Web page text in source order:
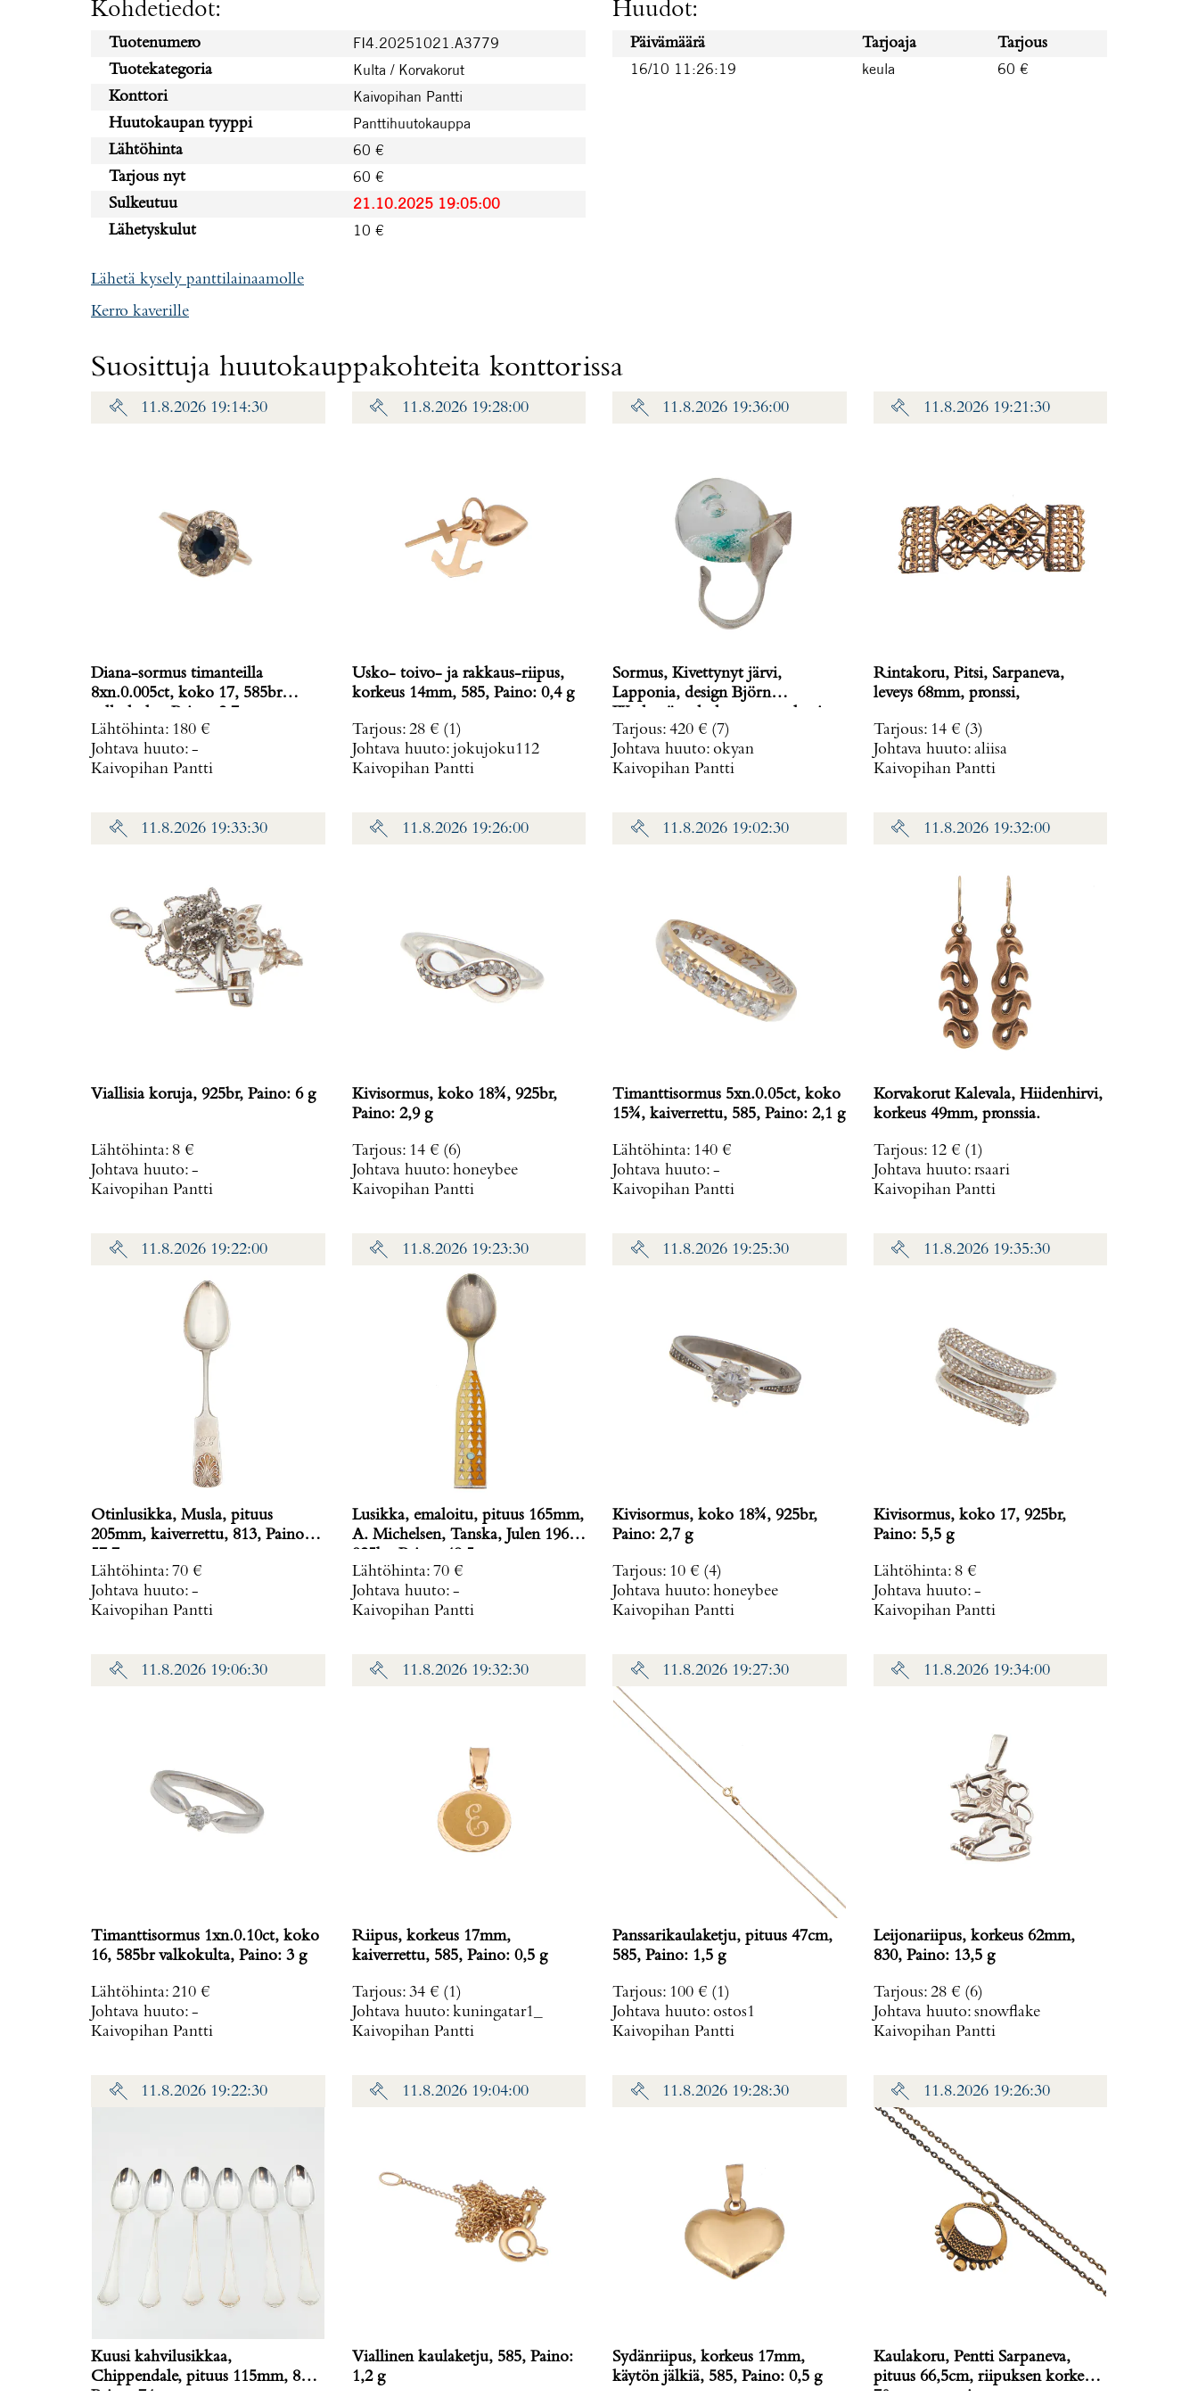
Kohdetiedot:
Tuotenumero FI4.20251021.A3779
Tuotekategoria Kulta / Korvakorut
Konttori Kaivopihan Pantti
Huutokaupan tyyppi Panttihuutokauppa
Lähtöhinta 60 €
Tarjous nyt 60 €
Sulkeutuu 21.10.2025 19:05:00
Lähetyskulut 10 €
Lähetä kysely panttilainaamolle
Kerro kaverille
Huudot:
Päivämäärä Tarjoaja Tarjous
16/10 11:26:19 keula 60 €
Suosittuja huutokauppakohteita konttorissa
11.8.2026 19:14:30
Diana-sormus timanteilla
8xn.0.005ct, koko 17, 585br
Lähtöhinta: 180 €
Johtava huuto: -
Kaivopihan Pantti
11.8.2026 19:28:00
Usko- toivo- ja rakkaus-riipus,
korkeus 14mm, 585, Paino: 0,4 g
Tarjous: 28 € (1)
Johtava huuto: jokujoku112
Kaivopihan Pantti
11.8.2026 19:36:00
Sormus, Kivettynyt järvi,
Lapponia, design Björn
vuodelta 1972, 925br, Paino: 19,8
g
Tarjous: 420 € (7)
Johtava huuto: okyan
Kaivopihan Pantti
11.8.2026 19:21:30
Rintakoru, Pitsi, Sarpaneva,
leveys 68mm, pronssi,
Tarjous: 14 € (3)
Johtava huuto: aliisa
Kaivopihan Pantti
11.8.2026 19:33:30
Viallisia koruja, 925br, Paino: 6 g
Lähtöhinta: 8 €
Johtava huuto: -
Kaivopihan Pantti
11.8.2026 19:26:00
Kivisormus, koko 18¾, 925br,
Paino: 2,9 g
Tarjous: 14 € (6)
Johtava huuto: honeybee
Kaivopihan Pantti
11.8.2026 19:02:30
Timanttisormus 5xn.0.05ct, koko
15¾, kaiverrettu, 585, Paino: 2,1 g
Lähtöhinta: 140 €
Johtava huuto: -
Kaivopihan Pantti
11.8.2026 19:32:00
Korvakorut Kalevala, Hiidenhirvi,
korkeus 49mm, pronssia.
Tarjous: 12 € (1)
Johtava huuto: rsaari
Kaivopihan Pantti
11.8.2026 19:22:00
Otinlusikka, Musla, pituus
205mm, kaiverrettu, 813, Paino:
Lähtöhinta: 70 €
Johtava huuto: -
Kaivopihan Pantti
11.8.2026 19:23:30
Lusikka, emaloitu, pituus 165mm,
A. Michelsen, Tanska, Julen 1960,
Lähtöhinta: 70 €
Johtava huuto: -
Kaivopihan Pantti
11.8.2026 19:25:30
Kivisormus, koko 18¾, 925br,
Paino: 2,7 g
Tarjous: 10 € (4)
Johtava huuto: honeybee
Kaivopihan Pantti
11.8.2026 19:35:30
Kivisormus, koko 17, 925br,
Paino: 5,5 g
Lähtöhinta: 8 €
Johtava huuto: -
Kaivopihan Pantti
11.8.2026 19:06:30
Timanttisormus 1xn.0.10ct, koko
16, 585br valkokulta, Paino: 3 g
Lähtöhinta: 210 €
Johtava huuto: -
Kaivopihan Pantti
11.8.2026 19:32:30
Riipus, korkeus 17mm,
kaiverrettu, 585, Paino: 0,5 g
Tarjous: 34 € (1)
Johtava huuto: kuningatar1_
Kaivopihan Pantti
11.8.2026 19:27:30
Panssarikaulaketju, pituus 47cm,
585, Paino: 1,5 g
Tarjous: 100 € (1)
Johtava huuto: ostos1
Kaivopihan Pantti
11.8.2026 19:34:00
Leijonariipus, korkeus 62mm,
830, Paino: 13,5 g
Tarjous: 28 € (6)
Johtava huuto: snowflake
Kaivopihan Pantti
11.8.2026 19:22:30
Kuusi kahvilusikkaa,
Chippendale, pituus 115mm, 830,
11.8.2026 19:04:00
Viallinen kaulaketju, 585, Paino:
1,2 g
11.8.2026 19:28:30
Sydänriipus, korkeus 17mm,
käytön jälkiä, 585, Paino: 0,5 g
11.8.2026 19:26:30
Kaulakoru, Pentti Sarpaneva,
pituus 66,5cm, riipuksen korkeus